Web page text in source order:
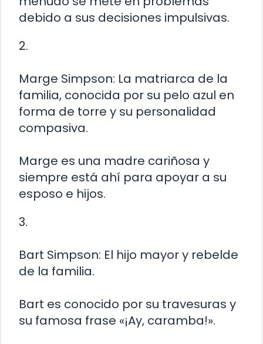
debido a sus decisiones impulsivas.
2.
Marge Simpson: La matriarca de la
familia, conocida por su pelo azul en
forma de torre y su personalidad
compasiva.
Marge es una madre cariñosa y
siempre está ahí para apoyar a su
esposo e hijos.
3.
Bart Simpson: El hijo mayor y rebelde
de la familia.
Bart es conocido por su travesuras y
su famosa frase «¡Ay, caramba!».